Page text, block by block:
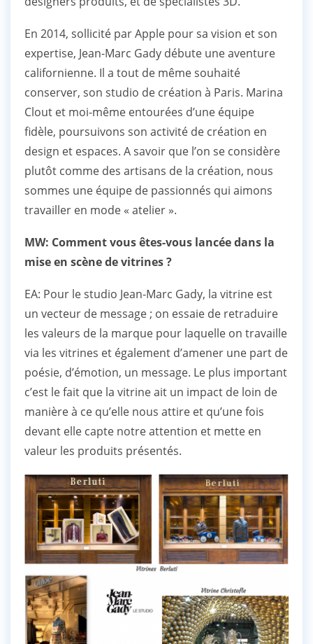
En 2014, sollicité par Apple pour sa vision et son
expertise, Jean-Marc Gady débute une aventure
californienne. Il a tout de même souhaité
conserver, son studio de création à Paris. Marina
Clout et moi-même entourées d’une équipe
fidèle, poursuivons son activité de création en
design et espaces. A savoir que l’on se considère
plutôt comme des artisans de la création, nous
sommes une équipe de passionnés qui aimons
travailler en mode « atelier ».
MW: Comment vous êtes-vous lancée dans la
mise en scène de vitrines ?
EA: Pour le studio Jean-Marc Gady, la vitrine est
un vecteur de message ; on essaie de retraduire
les valeurs de la marque pour laquelle on travaille
via les vitrines et également d’amener une part de
poésie, d’émotion, un message. Le plus important
c’est le fait que la vitrine ait un impact de loin de
manière à ce qu’elle nous attire et qu’une fois
devant elle capte notre attention et mette en
valeur les produits présentés.